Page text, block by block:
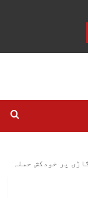
پر خودکش حملہ